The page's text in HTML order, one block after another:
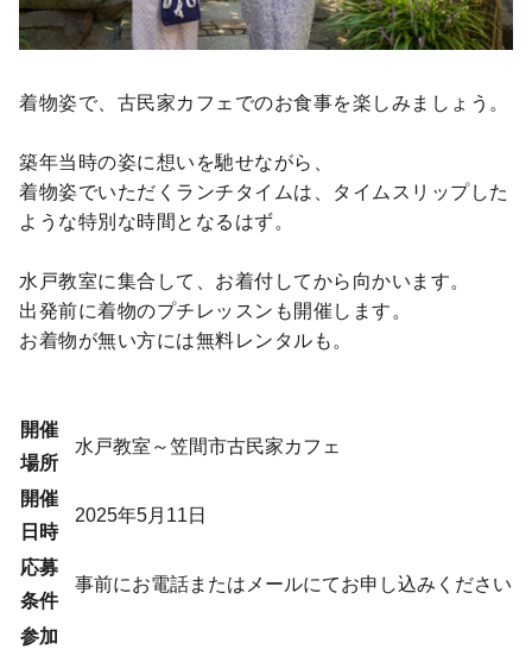
着物姿で、古民家カフェでのお食事を楽しみましょう。
築年当時の姿に想いを馳せながら、
着物姿でいただくランチタイムは、タイムスリップした
ような特別な時間となるはず。
水戸教室に集合して、お着付してから向かいます。
出発前に着物のプチレッスンも開催します。
お着物が無い方には無料レンタルも。
開催
場所
水戸教室～笠間市古民家カフェ
開催
日時
2025年5月11日
応募
条件
事前にお電話またはメールにてお申し込みください
参加